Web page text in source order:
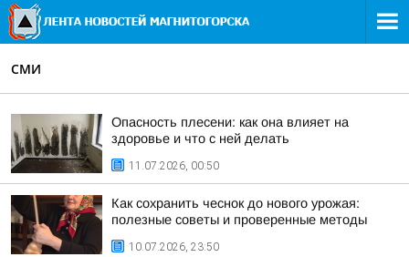
СМИ
Опасность плесени: как она влияет на
здоровье и что с ней делать
11.07.2026, 00:50
Как сохранить чеснок до нового урожая:
полезные советы и проверенные методы
10.07.2026, 23:50